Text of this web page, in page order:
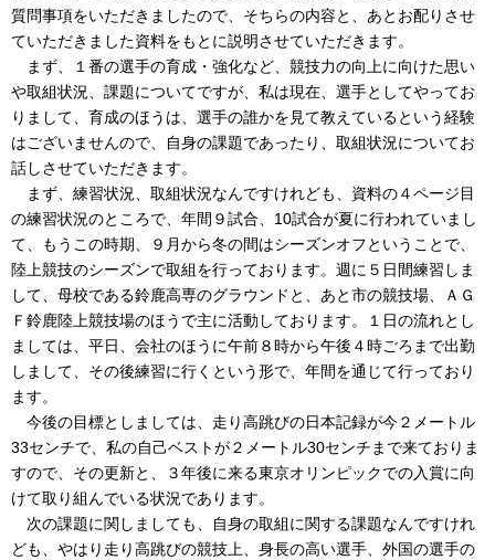
質問事項をいただきましたので、そちらの内容と、あとお配りさせ
ていただきました資料をもとに説明させていただきます。
まず、１番の選手の育成・強化など、競技力の向上に向けた思い
や取組状況、課題についてですが、私は現在、選手としてやってお
りまして、育成のほうは、選手の誰かを見て教えているという経験
はございませんので、自身の課題であったり、取組状況についてお
話しさせていただきます。
まず、練習状況、取組状況なんですけれども、資料の４ページ目
の練習状況のところで、年間９試合、10試合が夏に行われていまし
て、もうこの時期、９月から冬の間はシーズンオフということで、
陸上競技のシーズンで取組を行っております。週に５日間練習しま
して、母校である鈴鹿高専のグラウンドと、あと市の競技場、ＡＧ
Ｆ鈴鹿陸上競技場のほうで主に活動しております。１日の流れとし
ましては、平日、会社のほうに午前８時から午後４時ごろまで出勤
しまして、その後練習に行くという形で、年間を通じて行っており
ます。
今後の目標としましては、走り高跳びの日本記録が今２メートル
33センチで、私の自己ベストが２メートル30センチまで来ておりま
すので、その更新と、３年後に来る東京オリンピックでの入賞に向
けて取り組んでいる状況であります。
次の課題に関しましても、自身の取組に関する課題なんですけれ
ども、やはり走り高跳びの競技上、身長の高い選手、外国の選手の